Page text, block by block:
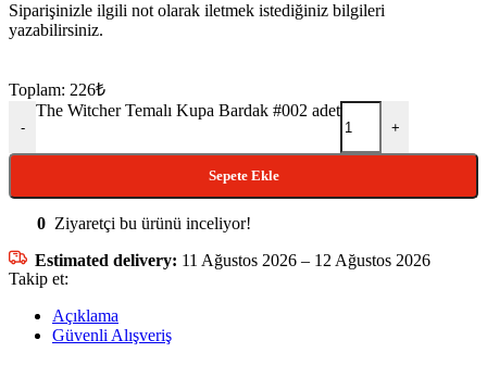
Siparişinizle ilgili not olarak iletmek istediğiniz bilgileri
yazabilirsiniz.
Toplam: 226₺
-
The Witcher Temalı Kupa Bardak #002 adet
+
Sepete Ekle
0 Ziyaretçi bu ürünü inceliyor!
Estimated delivery: 11 Ağustos 2026 – 12 Ağustos 2026
Takip et:
Açıklama
Güvenli Alışveriş